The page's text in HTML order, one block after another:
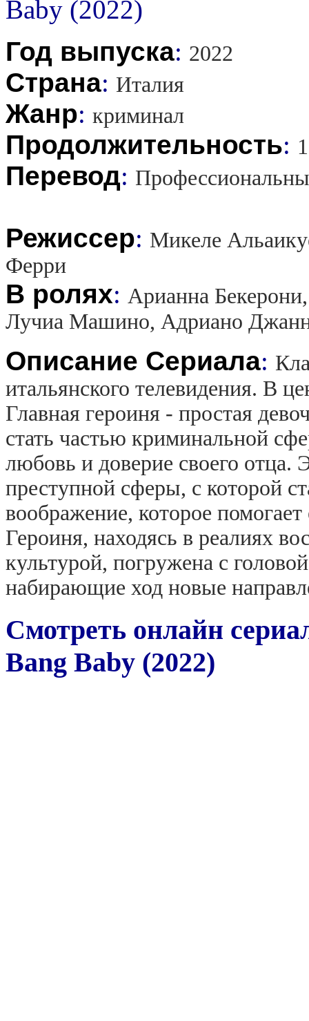
Год выпуска: 2022
Страна: Италия
Жанр: криминал
Продолжительность:
Перевод:
Режиссер: Микеле
Ферри
В ролях: Арианна
Лучиа Машино, Адриано
Описание Сериала:
итальянского телевидения. В
Главная героиня - простая
стать частью криминальной
любовь и доверие своего
преступной сферы, с которой
воображение, которое
Героиня, находясь в реалиях
культурой, погружена с
набирающие ход новые
Смотреть онлайн
Bang Baby (2022)